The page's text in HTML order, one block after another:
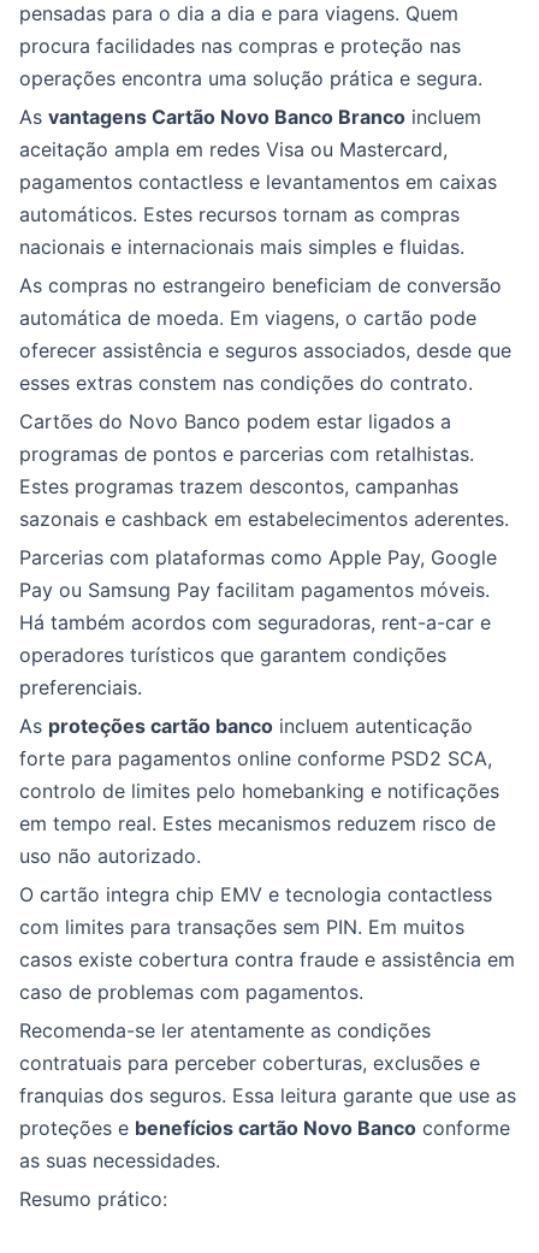
pensadas para o dia a dia e para viagens. Quem
procura facilidades nas compras e proteção nas
operações encontra uma solução prática e segura.
As vantagens Cartão Novo Banco Branco incluem
aceitação ampla em redes Visa ou Mastercard,
pagamentos contactless e levantamentos em caixas
automáticos. Estes recursos tornam as compras
nacionais e internacionais mais simples e fluidas.
As compras no estrangeiro beneficiam de conversão
automática de moeda. Em viagens, o cartão pode
oferecer assistência e seguros associados, desde que
esses extras constem nas condições do contrato.
Cartões do Novo Banco podem estar ligados a
programas de pontos e parcerias com retalhistas.
Estes programas trazem descontos, campanhas
sazonais e cashback em estabelecimentos aderentes.
Parcerias com plataformas como Apple Pay, Google
Pay ou Samsung Pay facilitam pagamentos móveis.
Há também acordos com seguradoras, rent-a-car e
operadores turísticos que garantem condições
preferenciais.
As proteções cartão banco incluem autenticação
forte para pagamentos online conforme PSD2 SCA,
controlo de limites pelo homebanking e notificações
em tempo real. Estes mecanismos reduzem risco de
uso não autorizado.
O cartão integra chip EMV e tecnologia contactless
com limites para transações sem PIN. Em muitos
casos existe cobertura contra fraude e assistência em
caso de problemas com pagamentos.
Recomenda-se ler atentamente as condições
contratuais para perceber coberturas, exclusões e
franquias dos seguros. Essa leitura garante que use as
proteções e benefícios cartão Novo Banco conforme
as suas necessidades.
Resumo prático: